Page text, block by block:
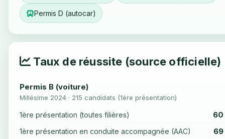
Permis D (autocar)
Taux de réussite (source officielle)
Permis B (voiture)
Millésime 2024 · 215 candidats (1ère présentation)
1ère présentation (toutes filières) 60
1ère présentation en conduite accompagnée (AAC) 69